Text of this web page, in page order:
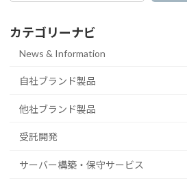
カテゴリーナビ
News & Information
自社ブランド製品
他社ブランド製品
受託開発
サーバー構築・保守サービス